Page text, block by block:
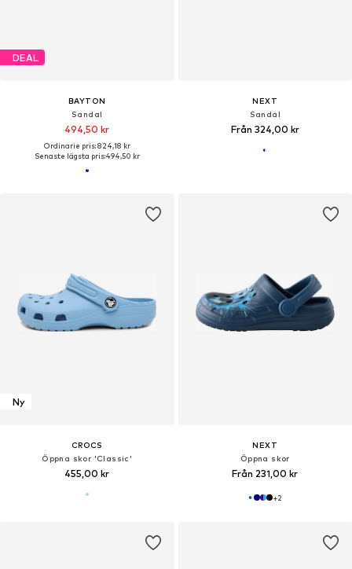
DEAL
BAYTON
Sandal
494,50 kr
Ordinarie pris: 824,18 kr
Senaste lägsta pris:494,50 kr
NEXT
Sandal
Från 324,00 kr
Ny
CROCS
Öppna skor 'Classic'
455,00 kr
NEXT
Öppna skor
Från 231,00 kr
+2